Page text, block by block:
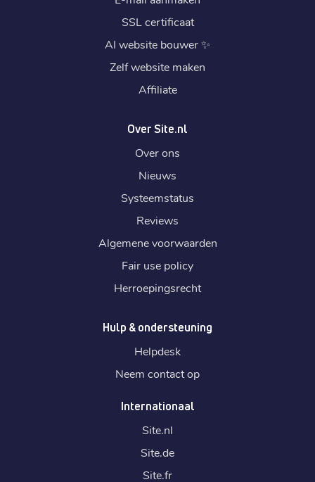
SSL certificaat
AI website bouwer✨
Zelf website maken
Affiliate
Over Site.nl
Over ons
Nieuws
Systeemstatus
Reviews
Algemene voorwaarden
Fair use policy
Herroepingsrecht
Hulp & ondersteuning
Helpdesk
Neem contact op
Internationaal
Site.nl
Site.de
Site.fr